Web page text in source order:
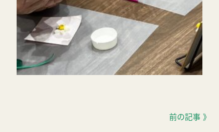
前の記事 》